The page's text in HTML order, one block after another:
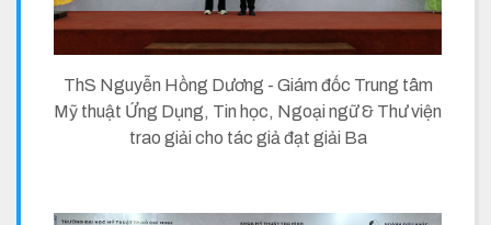
ThS Nguyễn Hồng Dương - Giám đốc Trung tâm
Mỹ thuật Ứng Dụng, Tin học, Ngoại ngữ & Thư viện
trao giải cho tác giả đạt giải Ba